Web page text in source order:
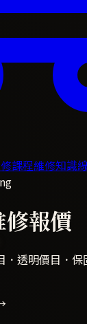
課程維修知識
報價
透明價目．保